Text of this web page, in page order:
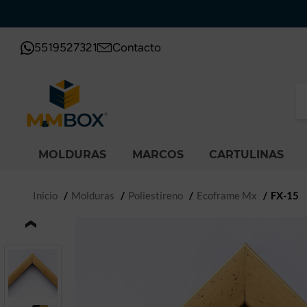
5519527321 Contacto
MOLDURAS MARCOS CARTULINAS
Inicio Molduras Poliestireno Ecoframe Mx FX-15
‹